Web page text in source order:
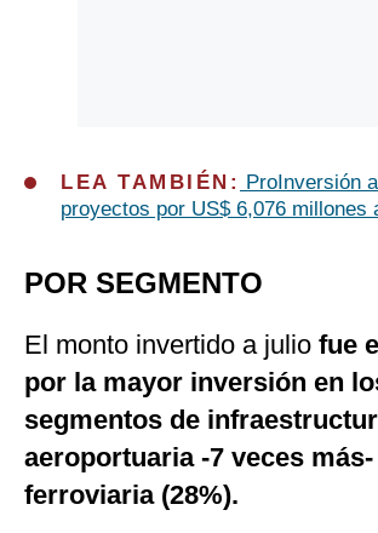
LEA TAMBIÉN:
ProInversión
proyectos por US$ 6,076 millones
POR SEGMENTO
El monto invertido a julio fue
por la mayor inversión en
segmentos de
aeroportuaria -7 veces
ferroviaria (28%).